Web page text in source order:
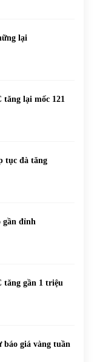
lại
tăng lại mốc 121
tục đà tăng
gần đỉnh
tăng gần 1 triệu
báo giá vàng tuần